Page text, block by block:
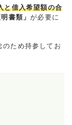
と借入希望額の合
明書類」が必要に
のため持参してお